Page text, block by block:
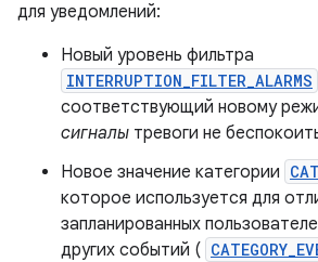
для уведомлений:
Новый уровень фильтра
INTERRUPTION_FILTER_ALARMS
соответствующий новому
сигналы тревоги не
Новое значение категории
которое используется для
запланированных
других событий (